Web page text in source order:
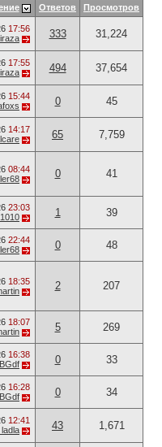
Ответов Просмотров
17:56
333 31,224
17:55
494 37,654
15:44
0 45
14:17
65 7,759
08:44
0 41
23:03
1 39
22:44
0 48
18:35
2 207
18:07
5 269
16:38
0 33
16:28
0 34
12:41
ladla 43 1,671